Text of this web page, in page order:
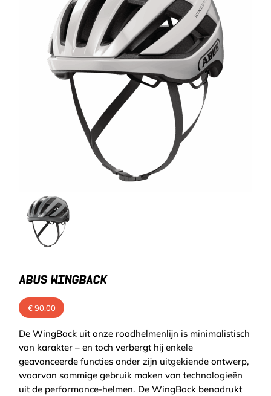
ABUS WINGBACK
€90,00
De WingBack uit onze roadhelmenlijn is minimalistisch
van karakter – en toch verbergt hij enkele
geavanceerde functies onder zijn uitgekiende ontwerp,
waarvan sommige gebruik maken van technologieën
uit de performance-helmen. De WingBack benadrukt